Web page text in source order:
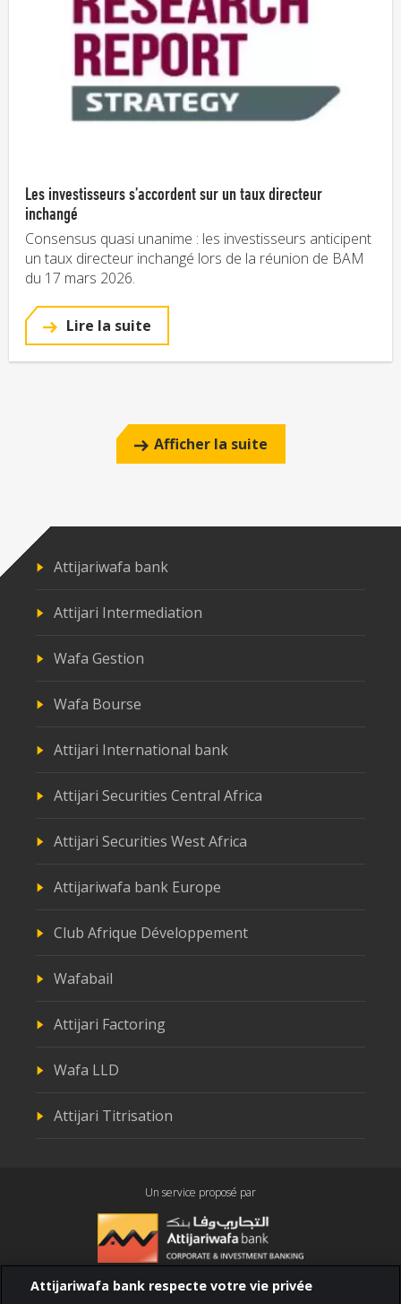
Les investisseurs s’accordent sur un taux directeur
inchangé
Consensus quasi unanime : les investisseurs anticipent
un taux directeur inchangé lors de la réunion de BAM
du 17 mars 2026.
Lire la suite
Afficher la suite
Attijariwafa bank
Attijari Intermediation
Wafa Gestion
Wafa Bourse
Attijari International bank
Attijari Securities Central Africa
Attijari Securities West Africa
Attijariwafa bank Europe
Club Afrique Développement
Wafabail
Attijari Factoring
Wafa LLD
Attijari Titrisation
Un service proposé par
Attijariwafa bank respecte votre vie privée